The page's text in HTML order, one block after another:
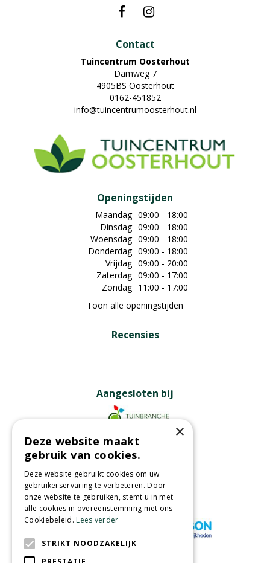
Contact
Tuincentrum Oosterhout
Damweg 7
4905BS Oosterhout
0162-451852
info@tuincentrumoosterhout.nl
Openingstijden
Maandag 09:00 - 18:00
Dinsdag 09:00 - 18:00
Woensdag 09:00 - 18:00
Donderdag 09:00 - 18:00
Vrijdag 09:00 - 20:00
Zaterdag 09:00 - 17:00
Zondag 11:00 - 17:00
Toon alle openingstijden
Recensies
Aangesloten bij
Partners
Wij accepteren
×
Deze website maakt
gebruik van cookies.
Deze website gebruikt cookies om uw
gebruikerservaring te verbeteren. Door
onze website te gebruiken, stemt u in met
alle cookies in overeenstemming met ons
Cookiebeleid.Lees verder
STRIKT NOODZAKELIJK